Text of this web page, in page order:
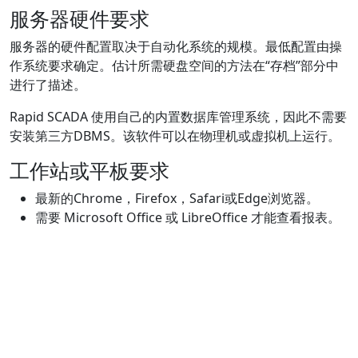
服务器硬件要求
服务器的硬件配置取决于自动化系统的规模。最低配置由操
作系统要求确定。估计所需硬盘空间的方法在“存档”部分中
进行了描述。
Rapid SCADA 使用自己的内置数据库管理系统，因此不需要
安装第三方DBMS。该软件可以在物理机或虚拟机上运行。
工作站或平板要求
最新的Chrome，Firefox，Safari或Edge浏览器。
需要 Microsoft Office 或 LibreOffice 才能查看报表。